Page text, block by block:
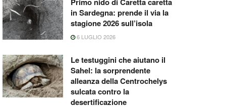
in Sardegna: prende il via la
stagione 2026 sull’isola
6 LUGLIO 2026
Le testuggini che aiutano il
Sahel: la sorprendente
alleanza della Centrochelys
sulcata contro la
desertificazione